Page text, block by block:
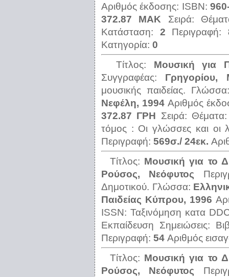
Αριθμός έκδοσης: ISBN:
372.87 ΜΑΚ
Σειρά:
Κατάσταση: 2 Περιγραφή:
Κατηγορία: 0
Τίτλος: Μουσική για
Συγγραφέας: Γρηγορίου,
μουσικής παιδείας.
Νεφέλη, 1994 Αριθμός
372.87 ΓΡΗ Σειρά:
τόμος : Οι γλώσσες και οι
Περιγραφή: 569σ./ 24εκ.
Τίτλος: Μουσική για το
Ρούσος, Νεόφυτος
Δημοτικού. Γλώσσα:
Παιδείας Κύπρου, 1996
ISSN: Ταξινόμηση κατα
Εκπαίδευση Σημειώσεις:
Περιγραφή: 54 Αριθμός
Τίτλος: Μουσική για το
Ρούσος, Νεόφυτος